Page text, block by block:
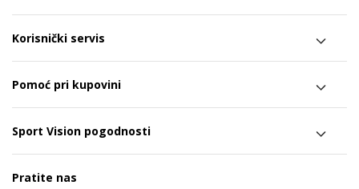
Korisnički servis
Pomoć pri kupovini
Sport Vision pogodnosti
Pratite nas